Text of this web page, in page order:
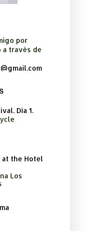
por
a través de
Día 1.
at the Hotel
Los